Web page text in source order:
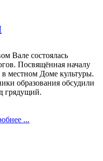
Вале состоялась
Посвящённая началу
местном Доме культуры.
образования обсудили
грядущий.
...